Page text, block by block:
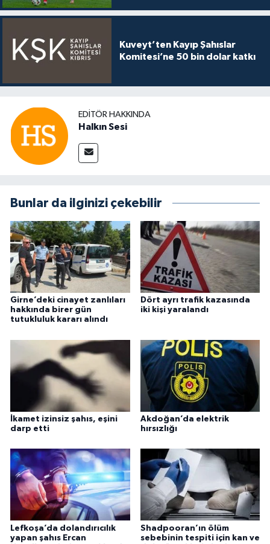
Kuveyt’ten Kayıp Şahıslar
Komitesi’ne 50 bin dolar katkı
EDITÖR HAKKINDA
Halkın Sesi
Bunlar da ilginizi çekebilir
Girne’deki cinayet zanlıları
hakkında birer gün
tutukluluk kararı alındı
Dört ayrı trafik kazasında
iki kişi yaralandı
İkamet izinsiz şahıs, eşini
darp etti
Akdoğan’da elektrik
hırsızlığı
Lefkoşa’da dolandırıcılık
yapan şahıs Ercan
Shadpooran’ın ölüm
sebebinin tespiti için kan ve